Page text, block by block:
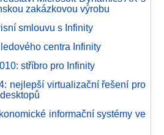
zakázkovou výrobu
smlouvu s Infinity
centra Infinity
stříbro pro Infinity
nejlepší virtualizační řešení pro
informační systémy ve